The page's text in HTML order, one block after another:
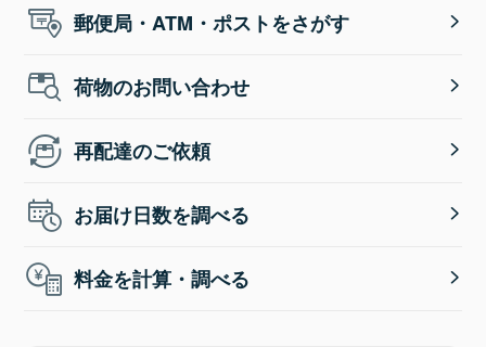
郵便局・ATM・ポストをさがす
荷物のお問い合わせ
再配達のご依頼
お届け日数を調べる
料金を計算・調べる